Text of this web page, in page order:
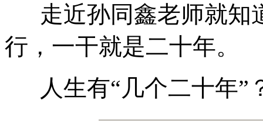
走近孙同鑫老师就知
行，一干就是二十年。
人生有“几个二十年”